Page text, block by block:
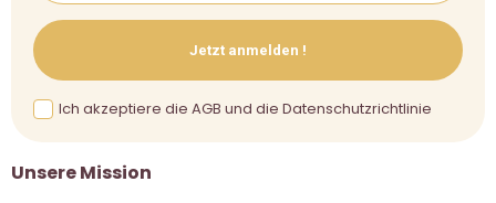
Unsere Mission
Jetzt anmelden !
Ich akzeptiere die AGB und die Datenschutzrichtlinie